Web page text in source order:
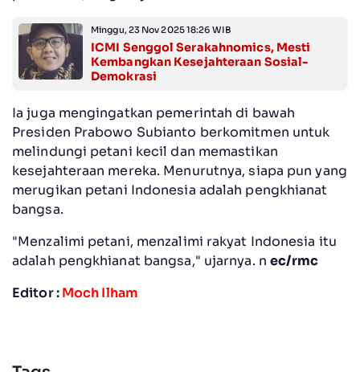
Minggu, 23 Nov 2025 18:26 WIB
ICMI Senggol Serakahnomics, Mesti
Kembangkan Kesejahteraan Sosial-
Demokrasi
Ia juga mengingatkan pemerintah di bawah
Presiden Prabowo Subianto berkomitmen untuk
melindungi petani kecil dan memastikan
kesejahteraan mereka. Menurutnya, siapa pun yang
merugikan petani Indonesia adalah pengkhianat
bangsa.
"Menzalimi petani, menzalimi rakyat Indonesia itu
adalah pengkhianat bangsa," ujarnya. n ec/rmc
Editor :Moch Ilham